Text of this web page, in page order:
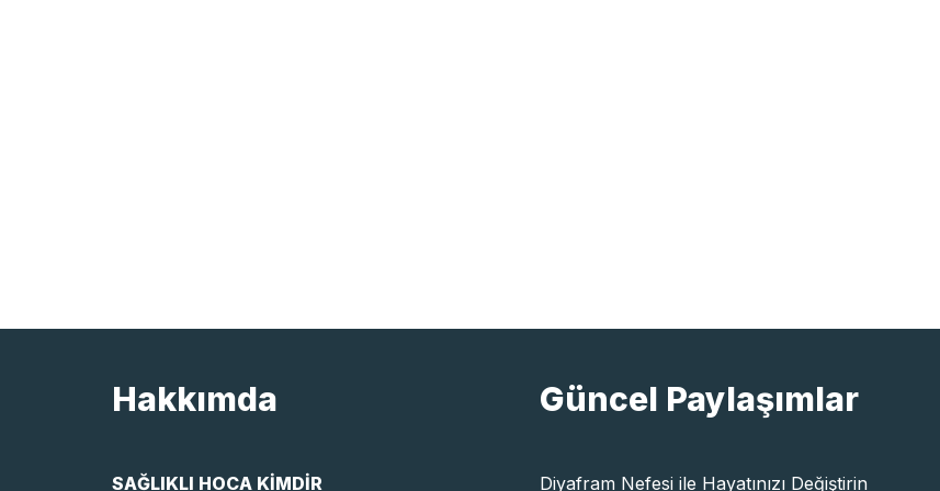
Hakkımda
SAĞLIKLI HOCA KİMDİR
Güncel Paylaşımlar
Diyafram Nefesi ile Hayatınızı Değiştirin